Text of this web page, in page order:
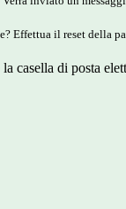
Effettua il reset della
casella di posta